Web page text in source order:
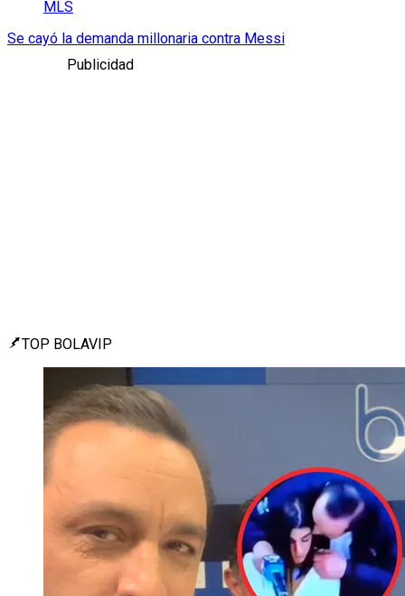
MLS
Se cayó la demanda millonaria contra Messi
Publicidad
TOP BOLAVIP